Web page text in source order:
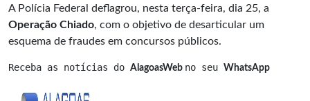
A Polícia Federal deflagrou, nesta terça-feira, dia 25, a
Operação Chiado, com o objetivo de desarticular um
esquema de fraudes em concursos públicos.
Receba as notícias do AlagoasWeb no seu WhatsApp